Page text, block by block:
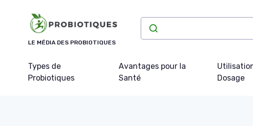
LE MÉDIA DES PROBIOTIQUES
Types de
Probiotiques
Avantages pour la
Santé
Dosage